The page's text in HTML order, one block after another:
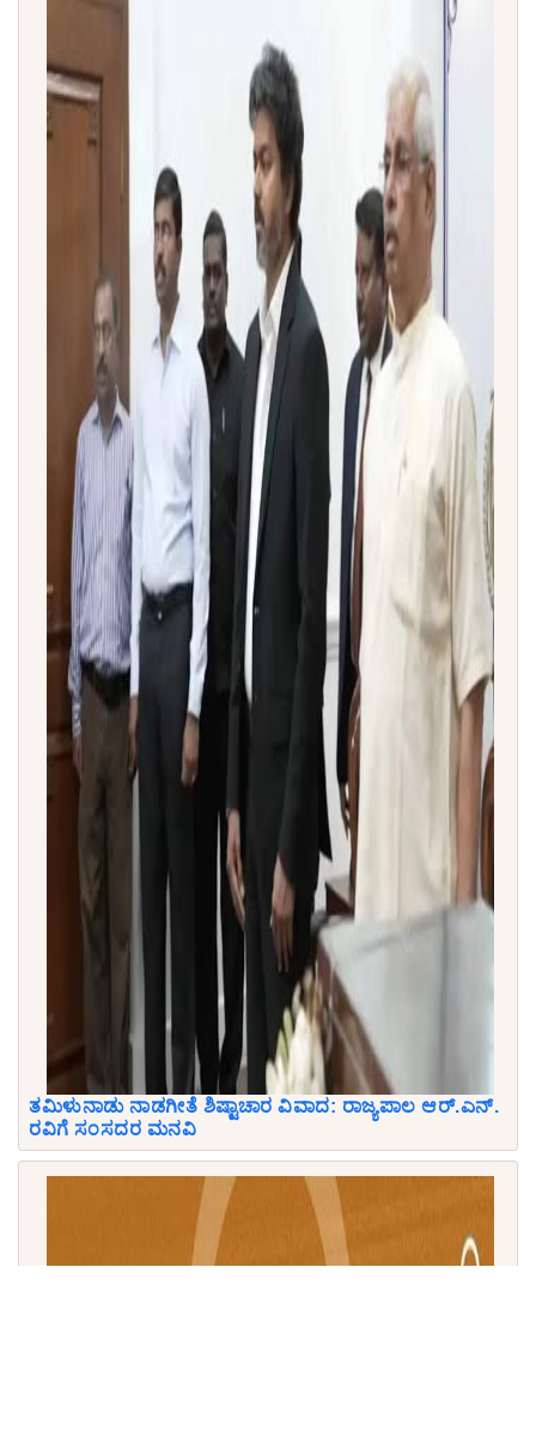
ತಮಿಳುನಾಡು ನಾಡಗೀತೆ ಶಿಷ್ಟಾಚಾರ ವಿವಾದ: ರಾಜ್ಯಪಾಲ ಆರ್.ಎನ್.
ರವಿಗೆ ಸಂಸದರ ಮನವಿ